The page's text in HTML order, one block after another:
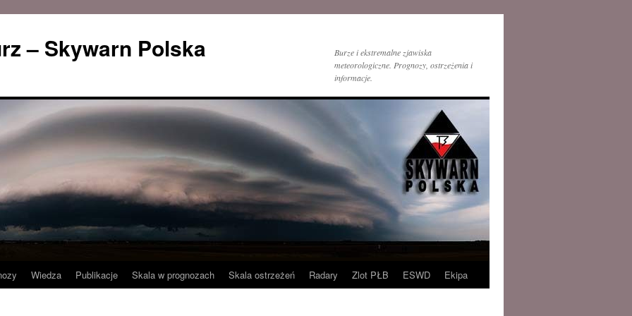
– Skywarn Polska
Burze i ekstremalne zjawiska
meteorologiczne. Prognozy, ostrzeżenia i
informacje.
Wiedza Publikacje Skala w prognozach Skala ostrzeżeń Radary Zlot PŁB ESWD Ekipa